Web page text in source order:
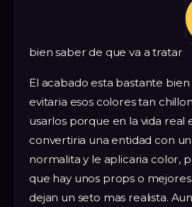
bien saber de que va a tratar
El acabado esta bastante
evitaria esos colores tan
usarlos porque en la vida real
convertiria una entidad con
normalita y le aplicaria color,
que hay unos props o
dejan un seto mas realista.